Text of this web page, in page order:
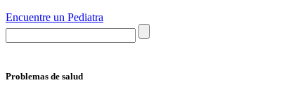
Encuentre un Pediatra
Problemas de salud